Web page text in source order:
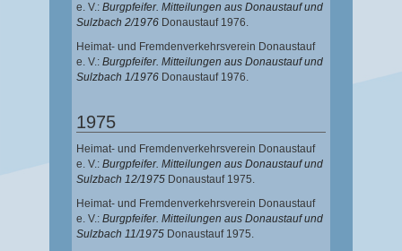
e. V.: Burgpfeifer. Mitteilungen aus Donaustauf und
Sulzbach 2/1976 Donaustauf 1976.
Heimat- und Fremdenverkehrsverein Donaustauf
e. V.: Burgpfeifer. Mitteilungen aus Donaustauf und
Sulzbach 1/1976 Donaustauf 1976.
1975
Heimat- und Fremdenverkehrsverein Donaustauf
e. V.: Burgpfeifer. Mitteilungen aus Donaustauf und
Sulzbach 12/1975 Donaustauf 1975.
Heimat- und Fremdenverkehrsverein Donaustauf
e. V.: Burgpfeifer. Mitteilungen aus Donaustauf und
Sulzbach 11/1975 Donaustauf 1975.